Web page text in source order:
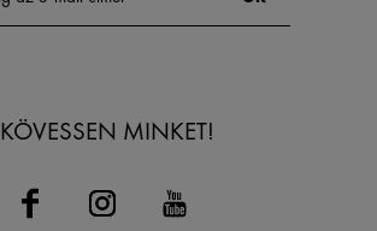
KÖVESSEN MINKET!